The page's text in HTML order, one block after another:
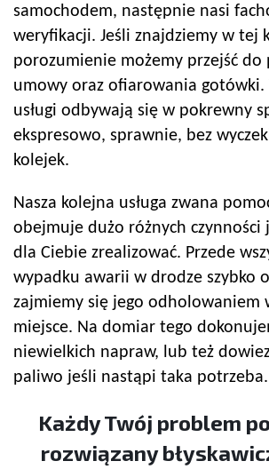
samochodem, następnie nasi
weryfikacji. Jeśli znajdziemy w tej
porozumienie możemy przejść do
umowy oraz ofiarowania gotówki.
usługi odbywają się w pokrewny
ekspresowo, sprawnie, bez
kolejek.
Nasza kolejna usługa zwana
obejmuje dużo różnych czynności
dla Ciebie zrealizować. Przede
wypadku awarii w drodze szybko
zajmiemy się jego odholowaniem
miejsce. Na domiar tego
niewielkich napraw, lub też
paliwo jeśli nastąpi taka potrzeba.
Każdy Twój problem
rozwiązany